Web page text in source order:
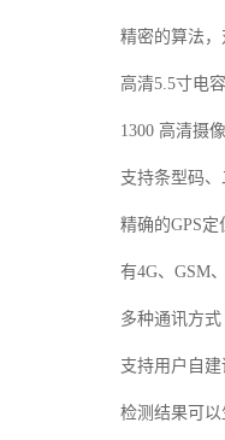
精密的算法，
高清5.5寸电
1300 高清摄像
支持条型码
精确的GPS定
有4G、GSM、
多种通讯方式
支持用户自
检测结果可